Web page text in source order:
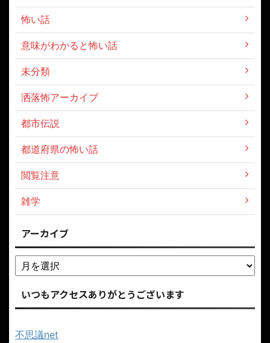
怖い話
意味がわかると怖い話
未分類
洒落怖アーカイブ
都市伝説
都道府県の怖い話
閲覧注意
雑学
アーカイブ
いつもアクセスありがとうございます
不思議net